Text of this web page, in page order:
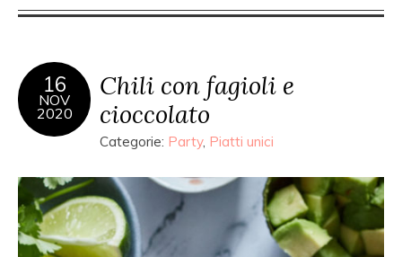
16
NOV
2020
Chili con fagioli e
cioccolato
Categorie: Party, Piatti unici